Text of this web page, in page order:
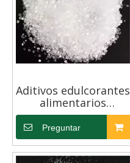
Aditivos edulcorantes
alimentarios
Ciclamato de sodio
CP95 Fada Yangquan
Preguntar